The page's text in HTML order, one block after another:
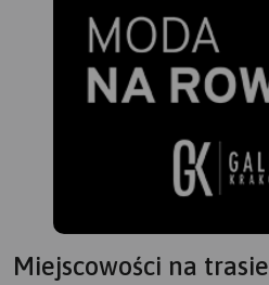
Miejscowości na trasie